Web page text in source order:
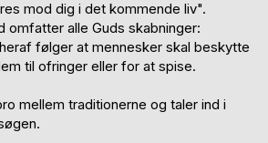
mod dig i det kommende liv".
alle Guds skabninger:
følger at mennesker skal beskytte
til ofringer eller for at spise.
mellem traditionerne og taler ind i